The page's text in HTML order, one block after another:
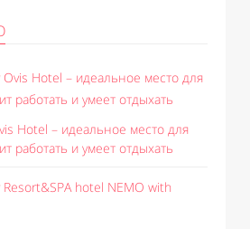
Hotel – идеальное место для
работать и умеет отдыхать